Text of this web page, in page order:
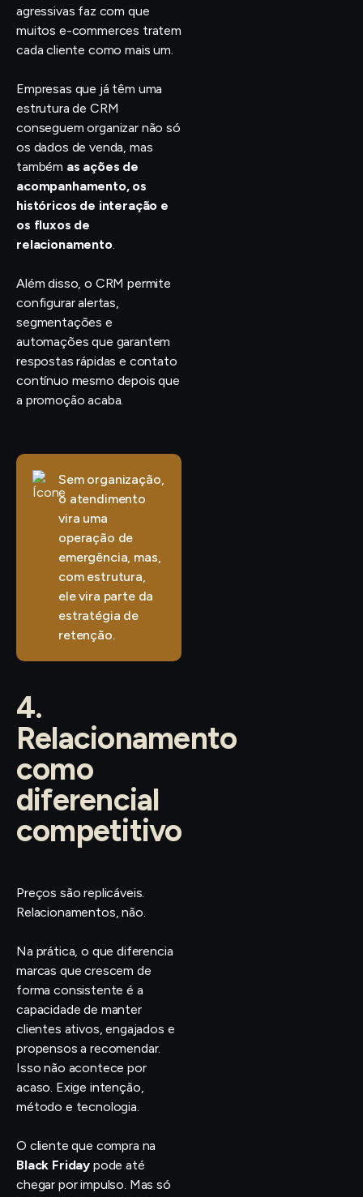
agressivas faz com que
muitos e-commerces tratem
cada cliente como mais um.
Empresas que já têm uma
estrutura de CRM
conseguem organizar não só
os dados de venda, mas
também as ações de
acompanhamento, os
históricos de interação e
os fluxos de
relacionamento.
Além disso, o CRM permite
configurar alertas,
segmentações e
automações que garantem
respostas rápidas e contato
contínuo mesmo depois que
a promoção acaba.
Sem organização,
o atendimento
vira uma
operação de
emergência, mas,
com estrutura,
ele vira parte da
estratégia de
retenção.
4.
Relacionamento
como
diferencial
competitivo
Preços são replicáveis.
Relacionamentos, não.
Na prática, o que diferencia
marcas que crescem de
forma consistente é a
capacidade de manter
clientes ativos, engajados e
propensos a recomendar.
Isso não acontece por
acaso. Exige intenção,
método e tecnologia.
O cliente que compra na
Black Friday pode até
chegar por impulso. Mas só